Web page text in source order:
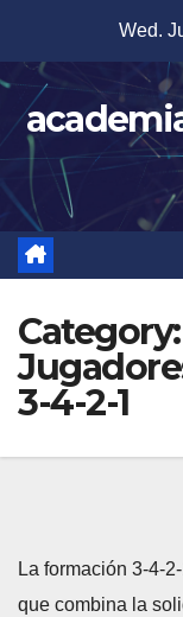
content
Wed.
Category:
3-4-2-1
La formación 3-4-
que combina la